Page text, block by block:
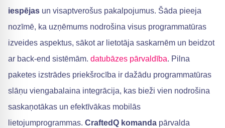
iespējas un visaptverošus pakalpojumus. Šāda pieeja
nozīmē, ka uzņēmums nodrošina visus programmatūras
izveides aspektus, sākot ar lietotāja saskarnēm un beidzot
ar back-end sistēmām. datubāzes pārvaldība. Pilna
paketes izstrādes priekšrocība ir dažādu programmatūras
slāņu viengabalaina integrācija, kas bieži vien nodrošina
saskaņotākas un efektīvākas mobilās
lietojumprogrammas. CraftedQ komanda pārvalda